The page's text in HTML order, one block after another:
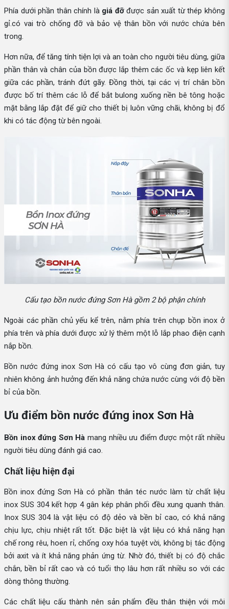
Phía dưới phần thân chính là giá đỡđược sản xuất từ thép không
gỉ.có vai trò chống đỡ và bảo vệ thân bồn với nước chứa bên
trong.
Hơn nữa, để tăng tính tiện lợi và an toàn cho người tiêu dùng, giữa
phần thân và chân của bồn được lắp thêm các ốc và kẹp liên kết
giữa các phần, tránh đứt gãy. Đồng thời, tại các vị trí chân bồn
được bố trí thêm các lỗ để bắt bulong xuống nền bê tông hoặc
mặt bằng lắp đặt để giữ cho thiết bị luôn vững chãi, không bị đổ
khi có tác động từ bên ngoài.
Cấu tạo bồn nước đứng Sơn Hà gồm 2 bộ phận chính
Ngoài các phần chủ yếu kể trên, nằm phía trên chụp bồn inox ở
phía trên và phía dưới được xử lý thêm một lỗ lắp phao điện cạnh
nắp bồn.
Bồn nước đứng inox Sơn Hà có cấu tạo vô cùng đơn giản, tuy
nhiên không ảnh hưởng đến khả năng chứa nước cùng với độ bền
bỉ của bồn.
Ưu điểm bồn nước đứng inox Sơn Hà
Bồn inox đứng Sơn Hà mang nhiều ưu điểm được một rất nhiều
người tiêu dùng đánh giá cao.
Chất liệu hiện đại
Bồn inox đứng Sơn Hà có phần thân téc nước làm từ chất liệu
inox SUS 304 kết hợp 4 gân kép phân phối đều xung quanh thân.
Inox SUS 304 là vật liệu có độ dẻo và bền bỉ cao, có khả năng
chịu lực, chịu nhiệt rất tốt. Đặc biệt là vật liệu có khả năng hạn
chế rong rêu, hoen rỉ, chống oxy hóa tuyệt vời, không bị tác động
bởi axit và ít khả năng phản ứng từ. Nhờ đó, thiết bị có độ chắc
chắn, bền bỉ rất cao và có tuổi thọ lâu hơn rất nhiều so với các
dòng thông thường.
Các chất liệu cấu thành nên sản phẩm đều thân thiện với môi